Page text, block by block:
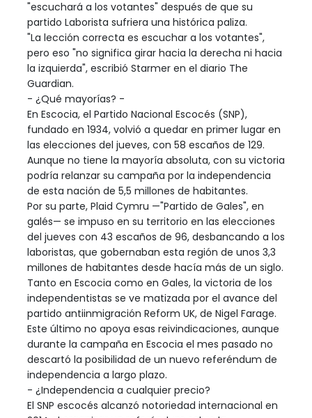
"escuchará a los votantes" después de que su
partido Laborista sufriera una histórica paliza.
"La lección correcta es escuchar a los votantes",
pero eso "no significa girar hacia la derecha ni hacia
la izquierda", escribió Starmer en el diario The
Guardian.
- ¿Qué mayorías? -
En Escocia, el Partido Nacional Escocés (SNP),
fundado en 1934, volvió a quedar en primer lugar en
las elecciones del jueves, con 58 escaños de 129.
Aunque no tiene la mayoría absoluta, con su victoria
podría relanzar su campaña por la independencia
de esta nación de 5,5 millones de habitantes.
Por su parte, Plaid Cymru —"Partido de Gales", en
galés— se impuso en su territorio en las elecciones
del jueves con 43 escaños de 96, desbancando a los
laboristas, que gobernaban esta región de unos 3,3
millones de habitantes desde hacía más de un siglo.
Tanto en Escocia como en Gales, la victoria de los
independentistas se ve matizada por el avance del
partido antiinmigración Reform UK, de Nigel Farage.
Este último no apoya esas reivindicaciones, aunque
durante la campaña en Escocia el mes pasado no
descartó la posibilidad de un nuevo referéndum de
independencia a largo plazo.
- ¿Independencia a cualquier precio?
El SNP escocés alcanzó notoriedad internacional en